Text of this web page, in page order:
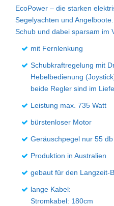
EcoPower – die starken
Segelyachten und
Schub und dabei sparsam im
mit Fernlenkung
Schubkraftregelung mit
Hebelbedienung
beide Regler sind im
Leistung max. 735 Watt
bürstenloser Motor
Geräuschpegel nur 55
Produktion in Australien
gebaut für den Langzeit-
lange Kabel:
Stromkabel: 180cm